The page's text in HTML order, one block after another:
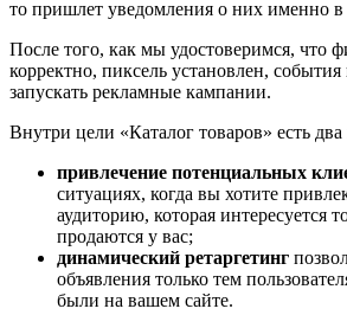
то пришлет уведомления о них именно в
После того, как мы удостоверимся, что
корректно, пиксель установлен,
запускать рекламные кампании.
Внутри цели «Каталог товаров» есть
привлечение потенциальных
ситуациях, когда вы хотите
аудиторию, которая интересуется
продаются у вас;
динамический ретаргетинг
объявления только тем
были на вашем сайте.